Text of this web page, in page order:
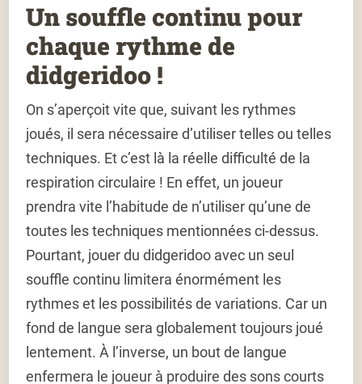
Un souffle continu pour
chaque rythme de
didgeridoo !
On s’aperçoit vite que, suivant les rythmes
joués, il sera nécessaire d’utiliser telles ou telles
techniques. Et c’est là la réelle difficulté de la
respiration circulaire ! En effet, un joueur
prendra vite l’habitude de n’utiliser qu’une de
toutes les techniques mentionnées ci-dessus.
Pourtant, jouer du didgeridoo avec un seul
souffle continu limitera énormément les
rythmes et les possibilités de variations. Car un
fond de langue sera globalement toujours joué
lentement. À l’inverse, un bout de langue
enfermera le joueur à produire des sons courts